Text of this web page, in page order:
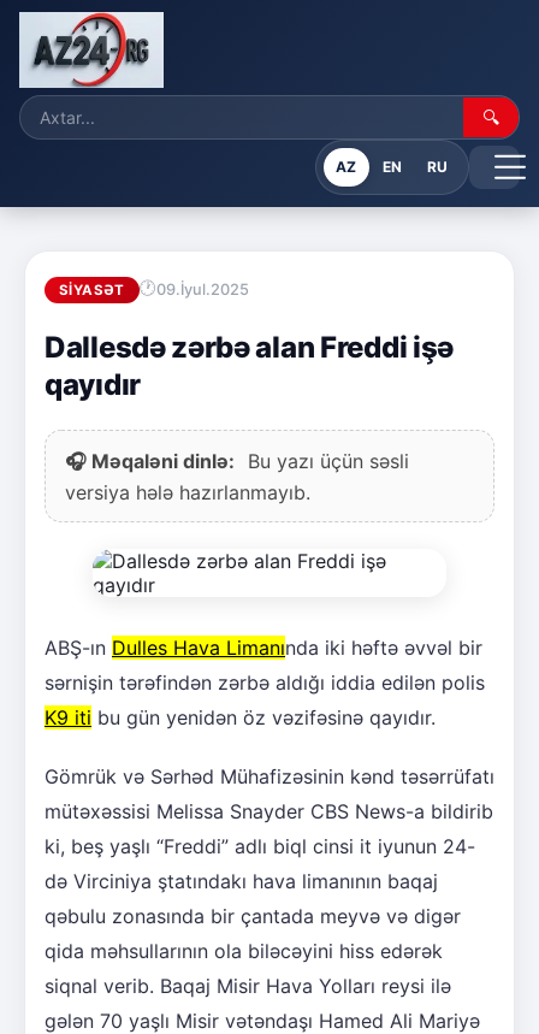
🔍
AZ EN RU
SIYASƏT 09.İyul.2025
Dallesdə zərbə alan Freddi işə
qayıdır
🎧 Məqaləni dinlə:
Bu yazı üçün səsli
versiya hələ hazırlanmayıb.
ABŞ-ın Dulles Hava Limanında iki həftə əvvəl bir
sərnişin tərəfindən zərbə aldığı iddia edilən polis
K9 iti bu gün yenidən öz vəzifəsinə qayıdır.
Gömrük və Sərhəd Mühafizəsinin kənd təsərrüfatı
mütəxəssisi Melissa Snayder CBS News-a bildirib
ki, beş yaşlı “Freddi” adlı biql cinsi it iyunun 24-
də Virciniya ştatındakı hava limanının baqaj
qəbulu zonasında bir çantada meyvə və digər
qida məhsullarının ola biləcəyini hiss edərək
siqnal verib. Baqaj Misir Hava Yolları reysi ilə
gələn 70 yaşlı Misir vətəndaşı Hamed Ali Mariyə